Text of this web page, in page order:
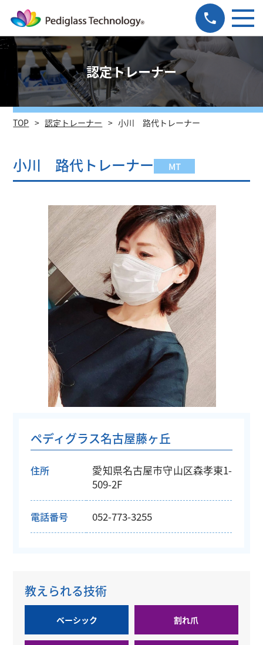
認定トレーナー
TOP 認定トレーナー 小川 路代トレーナー
小川 路代トレーナー MT
ペディグラス名古屋藤ヶ丘
住所
愛知県名古屋市守山区森孝東1-
509-2F
電話番号 052-773-3255
教えられる技術
ベーシック 割れ爪